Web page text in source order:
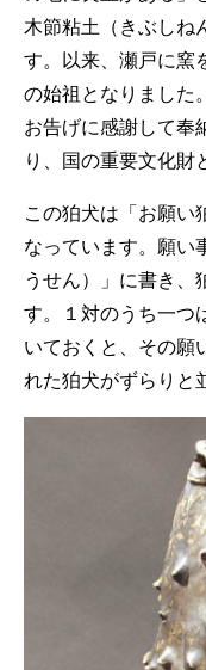
木節粘土（きぶしね
す。以来、瀬戸に窯
の始祖となりました
お告げに感謝して奉
り、国の重要文化財
この狛犬は「お願い
なっています。願い
うせん）」に書き、
す。１対のうち一つ
いておくと、その願
れた狛犬がずらりと